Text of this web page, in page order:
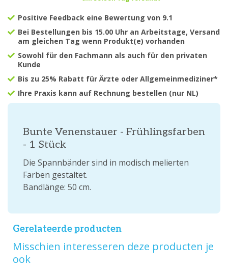
Positive Feedback eine Bewertung von 9.1
Bei Bestellungen bis 15.00 Uhr an Arbeitstage, Versand
am gleichen Tag wenn Produkt(e) vorhanden
Sowohl für den Fachmann als auch für den privaten
Kunde
Bis zu 25% Rabatt für Ärzte oder Allgemeinmediziner*
Ihre Praxis kann auf Rechnung bestellen (nur NL)
Bunte Venenstauer - Frühlingsfarben
- 1 Stück
Die Spannbänder sind in modisch melierten
Farben gestaltet.
Bandlänge: 50 cm.
Gerelateerde producten
Misschien interesseren deze producten je
ook